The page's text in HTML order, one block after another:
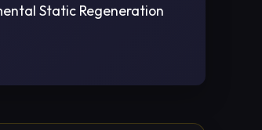
Static Regeneration